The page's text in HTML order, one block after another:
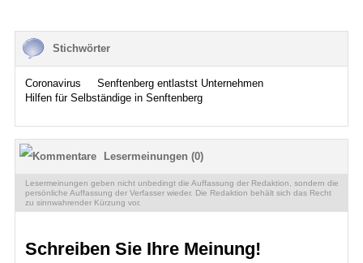
Stichwörter
Coronavirus
Senftenberg entlastst Unternehmen
Hilfen für Selbständige in Senftenberg
Lesermeinungen (0)
Lesermeinungen geben nicht unbedingt die Auffassung der Redaktion, sondern die
persönliche Auffassung der Verfasser wieder. Die Redaktion behält sich das Recht
zu sinnwahrender Kürzung vor.
Schreiben Sie Ihre Meinung!